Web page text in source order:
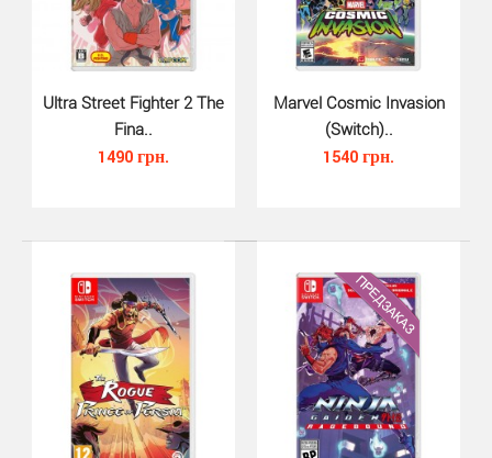
с боем через заснеженный город Южный Парк в это..
F.I.S.T. Forged In Shadow Torch..
Ultra Street Fighter 2 The
Fina..
1490 грн.
Marvel Cosmic Invasion
(Switch)..
1540 грн.